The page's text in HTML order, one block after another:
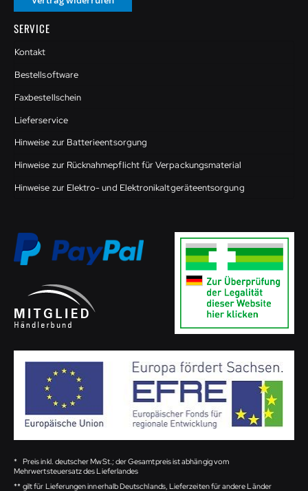
SERVICE
Kontakt
Bestellsoftware
Faxbestellschein
Lieferservice
Hinweise zur Batterieentsorgung
Hinweise zur Rücknahmepflicht für Verpackungsmaterial
Hinweise zur Elektro- und Elektronikaltgeräteentsorgung
* Preis inkl. deutscher MwSt.; der Gesamtpreis ist abhängig vom
Mehrwertsteuersatz des Lieferlandes
** gilt für Lieferungen innerhalb Deutschlands, Lieferzeiten für andere Länder